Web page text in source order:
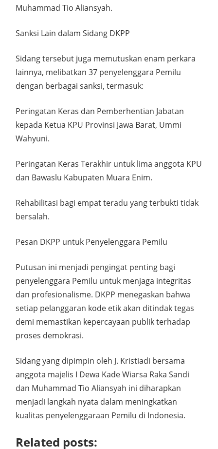
Muhammad Tio Aliansyah.
Sanksi Lain dalam Sidang DKPP
Sidang tersebut juga memutuskan enam perkara
lainnya, melibatkan 37 penyelenggara Pemilu
dengan berbagai sanksi, termasuk:
Peringatan Keras dan Pemberhentian Jabatan
kepada Ketua KPU Provinsi Jawa Barat, Ummi
Wahyuni.
Peringatan Keras Terakhir untuk lima anggota KPU
dan Bawaslu Kabupaten Muara Enim.
Rehabilitasi bagi empat teradu yang terbukti tidak
bersalah.
Pesan DKPP untuk Penyelenggara Pemilu
Putusan ini menjadi pengingat penting bagi
penyelenggara Pemilu untuk menjaga integritas
dan profesionalisme. DKPP menegaskan bahwa
setiap pelanggaran kode etik akan ditindak tegas
demi memastikan kepercayaan publik terhadap
proses demokrasi.
Sidang yang dipimpin oleh J. Kristiadi bersama
anggota majelis I Dewa Kade Wiarsa Raka Sandi
dan Muhammad Tio Aliansyah ini diharapkan
menjadi langkah nyata dalam meningkatkan
kualitas penyelenggaraan Pemilu di Indonesia.
Related posts: